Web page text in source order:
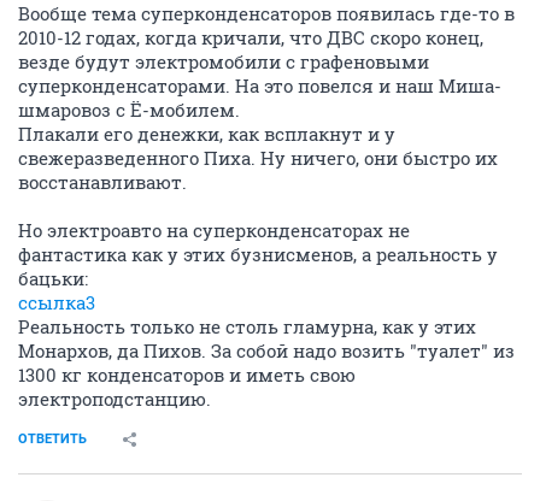
Вообще тема суперконденсаторов появилась где-то в
2010-12 годах, когда кричали, что ДВС скоро конец,
везде будут электромобили с графеновыми
суперконденсаторами. На это повелся и наш Миша-
шмаровоз с Ё-мобилем.
Плакали его денежки, как всплакнут и у
свежеразведенного Пиха. Ну ничего, они быстро их
восстанавливают.
Но электроавто на суперконденсаторах не
фантастика как у этих бузнисменов, а реальность у
бацьки:
ссылка3
Реальность только не столь гламурна, как у этих
Монархов, да Пихов. За собой надо возить "туалет" из
1300 кг конденсаторов и иметь свою
электроподстанцию.
ОТВЕТИТЬ